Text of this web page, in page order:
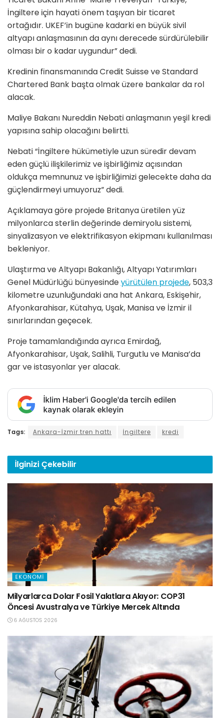
İngiltere için hayati önem taşıyan bir ticaret
ortağıdır. UKEF’in bugüne kadarki en büyük sivil
altyapı anlaşmasının da aynı derecede sürdürülebilir
olması bir o kadar uygundur” dedi.
Kredinin finansmanında Credit Suisse ve Standard
Chartered Bank başta olmak üzere bankalar da rol
alacak.
Maliye Bakanı Nureddin Nebati anlaşmanın yeşil kredi
yapısına sahip olacağını belirtti.
Nebati“İngiltere hükümetiyle uzun süredir devam
eden güçlü ilişkilerimiz ve işbirliğimiz açısından
oldukça memnunuz ve işbirliğimizi gelecekte daha da
güçlendirmeyi umuyoruz” dedi.
Açıklamaya göre projede Britanya üretilen yüz
milyonlarca sterlin değerinde demiryolu sistemi,
sinyalizasyon ve elektrifikasyon ekipmanı kullanılması
bekleniyor.
Ulaştırma ve Altyapı Bakanlığı, Altyapı Yatırımları
Genel Müdürlüğü bünyesindeyürütülen projede, 503,3
kilometre uzunluğundaki ana hat Ankara, Eskişehir,
Afyonkarahisar, Kütahya, Uşak, Manisa ve İzmir il
sınırlarından geçecek.
Proje tamamlandığında ayrıca Emirdağ,
Afyonkarahisar, Uşak, Salihli, Turgutlu ve Manisa’da
gar ve istasyonlar yer alacak.
İklim Haber'i Google'da tercih edilen
kaynak olarak ekleyin
Tags: Ankara-İzmir tren hattı İngiltere kredi
İlginizi Çekebilir
EKONOMI
Milyarlarca Dolar Fosil Yakıtlara Akıyor: COP31
Öncesi Avustralya ve Türkiye Mercek Altında
6 AĞUSTOS 2026